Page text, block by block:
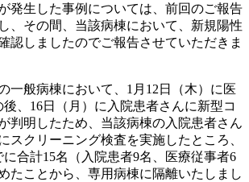
発生した事例については、前回のご報告
、その間、当該病棟において、新規陽性
認しましたのでご報告させていただきま
一般病棟において、1月12日（木）に医
、16日（月）に入院患者さんに新型コ
判明したため、当該病棟の入院患者さん
スクリーニング検査を実施したところ、
に合計15名（入院患者9名、医療従事者6
たことから、専用病棟に隔離いたしまし